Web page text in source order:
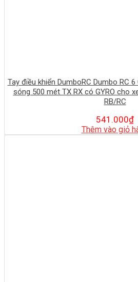
Tay điều khiển DumboRC Dumbo RC
sóng 500 mét TX RX có GYRO cho
RB/RC
541.000₫
Thêm vào giỏ